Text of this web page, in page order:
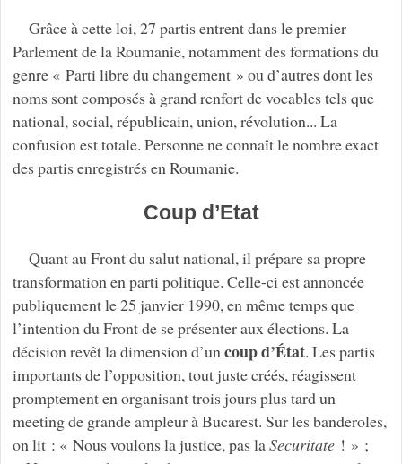
Grâce à cette loi, 27 partis entrent dans le premier
Parlement de la Roumanie, notamment des formations du
genre « Parti libre du changement » ou d’autres dont les
noms sont composés à grand renfort de vocables tels que
national, social, républicain, union, révolution... La
confusion est totale. Personne ne connaît le nombre exact
des partis enregistrés en Roumanie.
Coup d’Etat
Quant au Front du salut national, il prépare sa propre
transformation en parti politique. Celle-ci est annoncée
publiquement le 25 janvier 1990, en même temps que
l’intention du Front de se présenter aux élections. La
décision revêt la dimension d’un coup d’État. Les partis
importants de l’opposition, tout juste créés, réagissent
promptement en organisant trois jours plus tard un
meeting de grande ampleur à Bucarest. Sur les banderoles,
on lit : « Nous voulons la justice, pas laSecuritate! » ;